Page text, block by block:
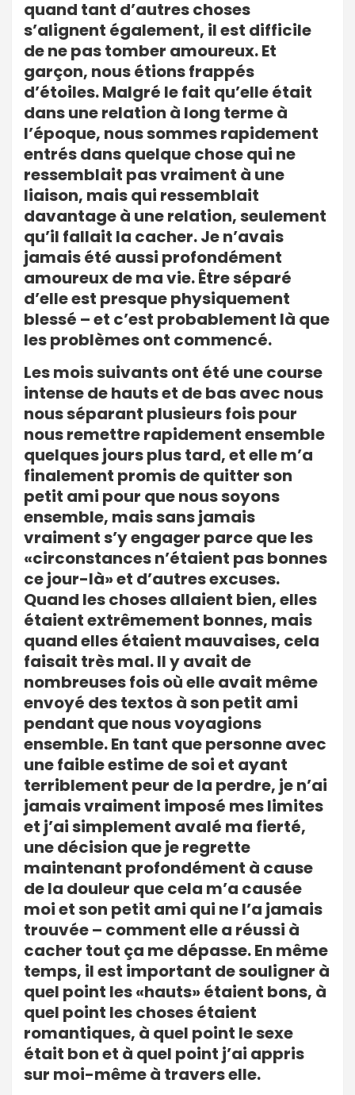
quand tant d’autres choses
s’alignent également, il est difficile
de ne pas tomber amoureux. Et
garçon, nous étions frappés
d’étoiles. Malgré le fait qu’elle était
dans une relation à long terme à
l’époque, nous sommes rapidement
entrés dans quelque chose qui ne
ressemblait pas vraiment à une
liaison, mais qui ressemblait
davantage à une relation, seulement
qu’il fallait la cacher. Je n’avais
jamais été aussi profondément
amoureux de ma vie. Être séparé
d’elle est presque physiquement
blessé – et c’est probablement là que
les problèmes ont commencé.
Les mois suivants ont été une course
intense de hauts et de bas avec nous
nous séparant plusieurs fois pour
nous remettre rapidement ensemble
quelques jours plus tard, et elle m’a
finalement promis de quitter son
petit ami pour que nous soyons
ensemble, mais sans jamais
vraiment s’y engager parce que les
«circonstances n’étaient pas bonnes
ce jour-là» et d’autres excuses.
Quand les choses allaient bien, elles
étaient extrêmement bonnes, mais
quand elles étaient mauvaises, cela
faisait très mal. Il y avait de
nombreuses fois où elle avait même
envoyé des textos à son petit ami
pendant que nous voyagions
ensemble. En tant que personne avec
une faible estime de soi et ayant
terriblement peur de la perdre, je n’ai
jamais vraiment imposé mes limites
et j’ai simplement avalé ma fierté,
une décision que je regrette
maintenant profondément à cause
de la douleur que cela m’a causée
moi et son petit ami qui ne l’a jamais
trouvée – comment elle a réussi à
cacher tout ça me dépasse. En même
temps, il est important de souligner à
quel point les «hauts» étaient bons, à
quel point les choses étaient
romantiques, à quel point le sexe
était bon et à quel point j’ai appris
sur moi-même à travers elle.